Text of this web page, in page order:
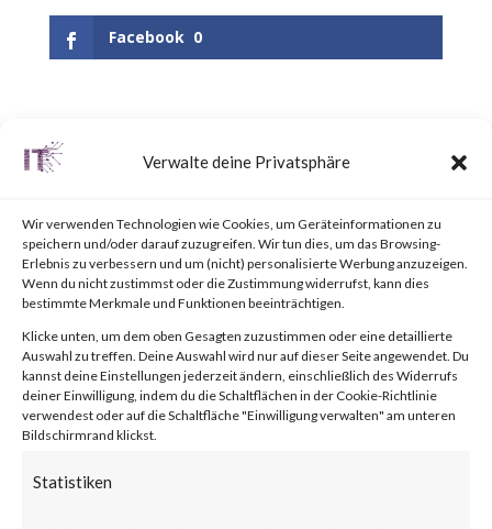
Verwalte deine Privatsphäre
Wir verwenden Technologien wie Cookies, um Geräteinformationen zu
speichern und/oder darauf zuzugreifen. Wir tun dies, um das Browsing-
Erlebnis zu verbessern und um (nicht) personalisierte Werbung anzuzeigen.
Wenn du nicht zustimmst oder die Zustimmung widerrufst, kann dies
bestimmte Merkmale und Funktionen beeinträchtigen.
Klicke unten, um dem oben Gesagten zuzustimmen oder eine detaillierte
Auswahl zu treffen. Deine Auswahl wird nur auf dieser Seite angewendet. Du
kannst deine Einstellungen jederzeit ändern, einschließlich des Widerrufs
deiner Einwilligung, indem du die Schaltflächen in der Cookie-Richtlinie
verwendest oder auf die Schaltfläche "Einwilligung verwalten" am unteren
Bildschirmrand klickst.
Statistiken
Facebook 0
What is WinRAR?
for file
compression/decompression
and archive management.
What is the Attack?